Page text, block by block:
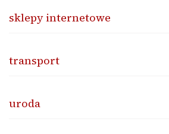
sklepy internetowe
transport
uroda